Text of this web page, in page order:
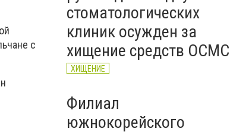
с
стоматологических
клиник осужден за
хищение средств ОСМС
ХИЩЕНИЕ
Филиал
южнокорейского